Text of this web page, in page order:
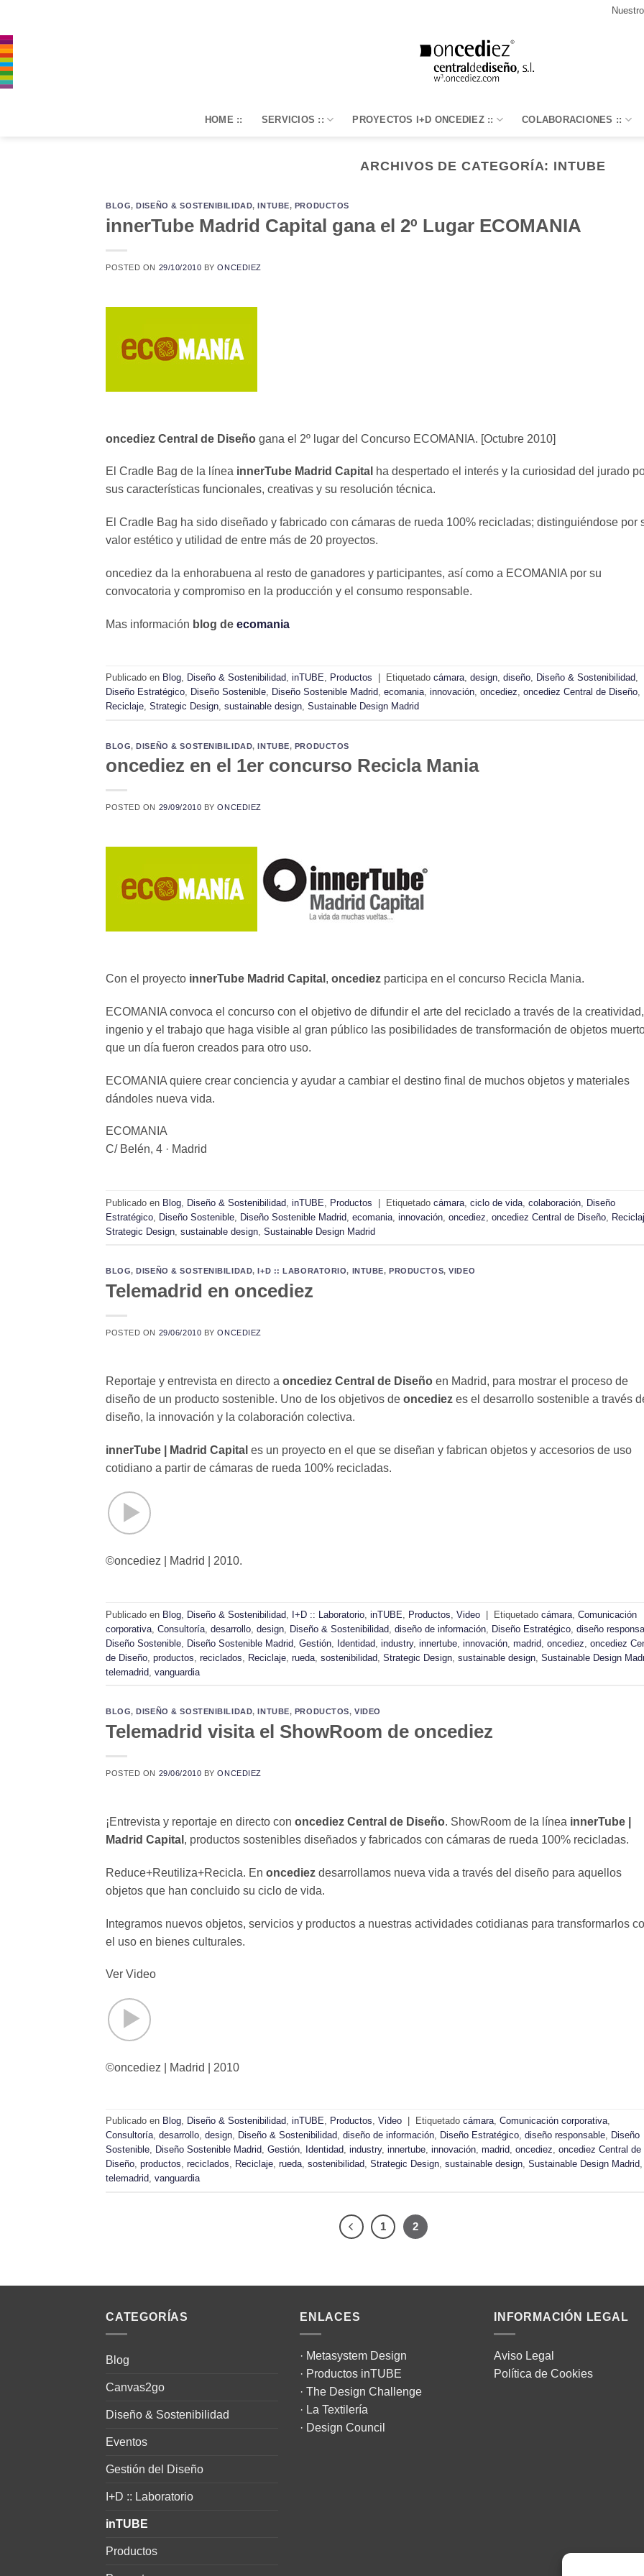
contenido
HOME :: SERVICIOS :: PROYECTOS I+D ONCEDIEZ :: COLABORACIONES ::
ARCHIVOS DE CATEGORÍA: INTUBE
BLOG,DISEÑO & SOSTENIBILIDAD,INTUBE, PRODUCTOS
innerTube Madrid Capital gana el 2º Lugar ECOMANIA
POSTED ON 29/10/2010 BYONCEDIEZ
oncediez Central de Diseño gana el 2º lugar del Concurso ECOMANIA. [Octubre 2010]
El Cradle Bag de la línea innerTube Madrid Capital ha despertado el interés y la curiosidad del jurado
sus características funcionales, creativas y su resolución técnica.
El Cradle Bag ha sido diseñado y fabricado con cámaras de rueda 100% recicladas; distinguiéndose por
valor estético y utilidad de entre más de 20 proyectos.
oncediez da la enhorabuena al resto de ganadores y participantes, así como a ECOMANIA por su
convocatoria y compromiso en la producción y el consumo responsable.
Mas información blog de ecomania
Publicado en Blog Diseño & Sostenibilidad inTUBE Productos Etiquetado cámara design diseño Diseño & Sostenibilidad
Diseño Estratégico
Diseño Sostenible Diseño Sostenible Madrid ecomania innovación oncediez oncediez Central de Diseño
Reciclaje Strategic Design sustainable design Sustainable Design Madrid
BLOG,DISEÑO & SOSTENIBILIDAD,INTUBE, PRODUCTOS
oncediez en el 1er concurso Recicla Mania
POSTED ON 29/09/2010 BYONCEDIEZ
Con el proyecto innerTube Madrid Capital , oncediez participa en el concurso Recicla Mania.
ECOMANIA convoca el concurso con el objetivo de difundir el arte del reciclado a través de la
ingenio y el trabajo que haga visible al gran público las posibilidades de transformación de objetos
que un día fueron creados para otro uso.
ECOMANIA quiere crear conciencia y ayudar a cambiar el destino final de muchos objetos y materiales
dándoles nueva vida.
ECOMANIA
C/ Belén, 4 · Madrid
Publicado en Blog Diseño & Sostenibilidad inTUBE Productos | Etiquetado cámara ciclo de vida colaboración Diseño
Estratégico Diseño Sostenible Diseño Sostenible Madrid ecomania innovación oncediez oncediez Central de Diseño
Strategic Design sustainable design Sustainable Design Madrid
BLOG, DISEÑO & SOSTENIBILIDAD, I+D :: LABORATORIO, INTUBE, PRODUCTOS,VIDEO
Telemadrid en oncediez
POSTED ON 29/06/2010 BYONCEDIEZ
Reportaje y entrevista en directo a oncediez Central de Diseño en Madrid, para mostrar el proceso de
diseño de un producto sostenible. Uno de los objetivos de oncediez es el desarrollo sostenible a través
diseño, la innovación y la colaboración colectiva.
innerTube | Madrid Capital es un proyecto en el que se diseñan y fabrican objetos y accesorios de uso
cotidiano a partir de cámaras de rueda 100% recicladas.
©oncediez | Madrid | 2010.
Publicado en Blog Diseño & Sostenibilidad I+D :: Laboratorio inTUBE Productos Video | Etiquetado cámara Comunicación
corporativa Consultoría desarrollo design Diseño & Sostenibilidad diseño de información Diseño Estratégico diseño
Diseño Sostenible Diseño Sostenible Madrid Gestión Identidad industry, innertube innovación madrid oncediez oncediez
de Diseño productos reciclados Reciclaje rueda sostenibilidad Strategic Design sustainable design Sustainable Design
telemadrid vanguardia
BLOG, DISEÑO & SOSTENIBILIDAD, INTUBE, PRODUCTOS,VIDEO
Telemadrid visita el ShowRoom de oncediez
POSTED ON 29/06/2010 BYONCEDIEZ
¡Entrevista y reportaje en directo con oncediez Central de Diseño. ShowRoom de la línea innerTube |
Madrid Capital , productos sostenibles diseñados y fabricados con cámaras de rueda 100% recicladas.
Reduce+Reutiliza+Recicla. En oncediez desarrollamos nueva vida a través del diseño para aquellos
objetos que han concluido su ciclo de vida.
Integramos nuevos objetos, servicios y productos a nuestras actividades cotidianas para transformarlos
el uso en bienes culturales.
Ver Video
©oncediez | Madrid | 2010
Publicado en Blog, Diseño & Sostenibilidad, inTUBE, Productos, Video Etiquetado cámara, Comunicación corporativa,
Consultoría, desarrollo, design, Diseño & Sostenibilidad, diseño de información, Diseño Estratégico, diseño responsable, Diseño
Sostenible, Diseño Sostenible Madrid, Gestión, Identidad, industry, innertube, innovación, madrid, oncediez, oncediez Central de
Diseño, productos, reciclados, Reciclaje, rueda, sostenibilidad, Strategic Design, sustainable design, Sustainable Design Madrid,
telemadrid, vanguardia
1 2
CATEGORÍAS
Blog
Canvas2go
Diseño & Sostenibilidad
Eventos
Gestión del Diseño
I+D :: Laboratorio
inTUBE
Productos
ENLACES
· Metasystem Design
· Productos inTUBE
· The Design Challenge
· La Textilería
· Design Council
INFORMACIÓN LEGAL
Aviso Legal
Política de Cookies